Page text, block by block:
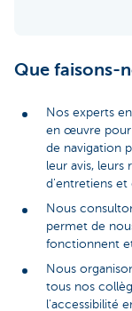
Que faisons-
Nos experts
en œuvre pour
de navigation
leur avis, leurs
d'entretiens et
Nous
permet de
fonctionnent
Nous
tous nos
l'accessibilité